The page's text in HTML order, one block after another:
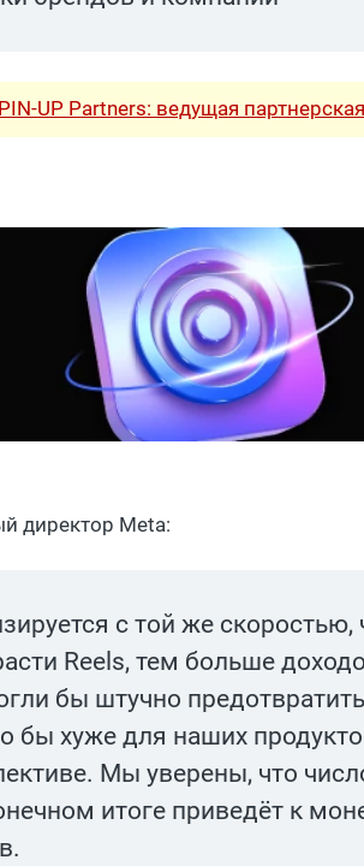
PIN-UP Partners: ведущая
директор Meta:
с той же скоростью,
Reels, тем больше
бы штучно
бы хуже для наших
Мы уверены, что
итоге приведёт к